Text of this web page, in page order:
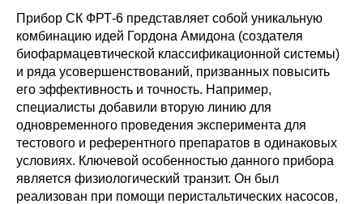
Прибор СК ФРТ-6 представляет собой уникальную
комбинацию идей Гордона Амидона (создателя
биофармацевтической классификационной системы)
и ряда усовершенствований, призванных повысить
его эффективность и точность. Например,
специалисты добавили вторую линию для
одновременного проведения эксперимента для
тестового и референтного препаратов в одинаковых
условиях. Ключевой особенностью данного прибора
является физиологический транзит. Он был
реализован при помощи перистальтических насосов,